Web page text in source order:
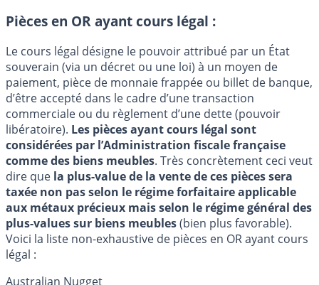
Pièces en OR ayant cours légal :
Le cours légal désigne le pouvoir attribué par un État
souverain (via un décret ou une loi) à un moyen de
paiement, pièce de monnaie frappée ou billet de banque,
d’être accepté dans le cadre d’une transaction
commerciale ou du règlement d’une dette (pouvoir
libératoire). Les pièces ayant cours légal sont
considérées par l’Administration fiscale française
comme des biens meubles. Très concrètement ceci veut
dire que la plus-value de la vente de ces pièces sera
taxée non pas selon le régime forfaitaire applicable
aux métaux précieux mais selon le régime général des
plus-values sur biens meubles(bien plus favorable).
Voici la liste non-exhaustive de pièces en OR ayant cours
légal :
Australian Nugget